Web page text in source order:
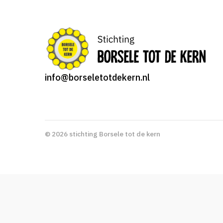
info@borseletotdekern.nl
© 2026 stichting Borsele tot de kern